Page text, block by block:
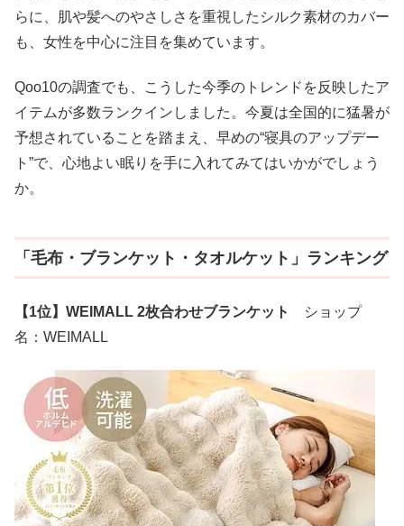
らに、肌や髪へのやさしさを重視したシルク素材のカバー
も、女性を中心に注目を集めています。
Qoo10の調査でも、こうした今季のトレンドを反映したア
イテムが多数ランクインしました。今夏は全国的に猛暑が
予想されていることを踏まえ、早めの“寝具のアップデー
ト”で、心地よい眠りを手に入れてみてはいかがでしょう
か。
「毛布・ブランケット・タオルケット」ランキング
【1位】WEIMALL 2枚合わせブランケット
ショップ
名：WEIMALL